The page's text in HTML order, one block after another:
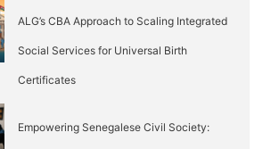
ALG’s CBA Approach to Scaling Integrated
Social Services for Universal Birth
Certificates
Empowering Senegalese Civil Society: